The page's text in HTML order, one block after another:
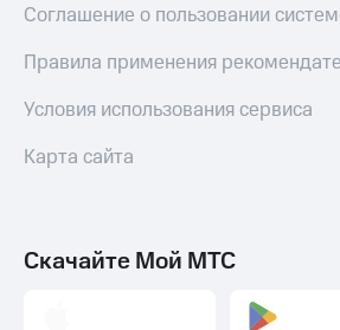
Соглашение о пользовании
Правила применения
Условия использования сервиса
Карта сайта
Скачайте Мой МТС